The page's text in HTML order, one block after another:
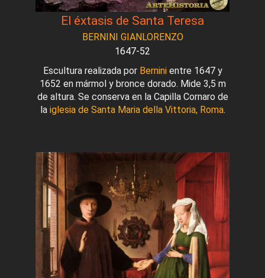
El éxtasis de Santa Teresa
BERNINI GIANLORENZO
1647-52
Escultura realizada por Berninientre 1647 y
1652 en mármol y bronce dorado. Mide 3,5 m
de altura. Se conserva en la Capilla Cornaro de
la iglesia de Santa Maria della Vittoria, Roma.